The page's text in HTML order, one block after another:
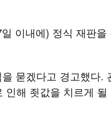
이내에) 정식 재판을
묻겠다고 경고했다.
인해 죗값을 치르게 될